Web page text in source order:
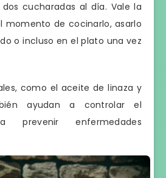
cucharadas al día. Vale la
momento de cocinarlo, asarlo
o incluso en el plato una vez
como el aceite de linaza y
ayudan a controlar el
enfermedades